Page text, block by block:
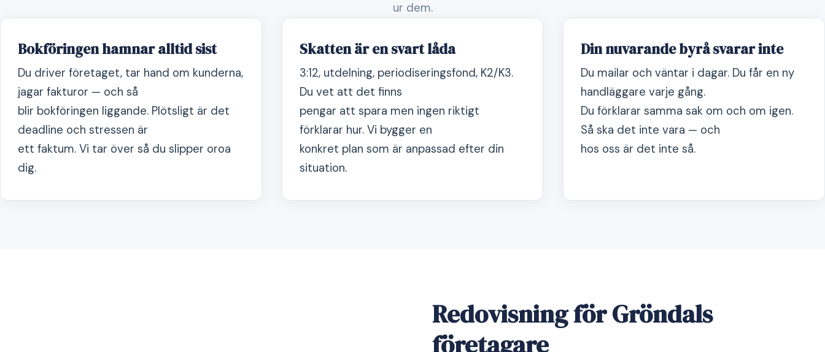
ur dem.
Bokföringen hamnar alltid sist
Du driver företaget, tar hand om kunderna,
jagar fakturor — och så
blir bokföringen liggande. Plötsligt är det
deadline och stressen är
ett faktum. Vi tar över så du slipper oroa
dig.
Skatten är en svart låda
3:12, utdelning, periodiseringsfond, K2/K3.
Du vet att det finns
pengar att spara men ingen riktigt
förklarar hur. Vi bygger en
konkret plan som är anpassad efter din
situation.
Din nuvarande byrå svarar inte
Du mailar och väntar i dagar. Du får en ny
handläggare varje gång.
Du förklarar samma sak om och om igen.
Så ska det inte vara — och
hos oss är det inte så.
Redovisning för Gröndals
företagare